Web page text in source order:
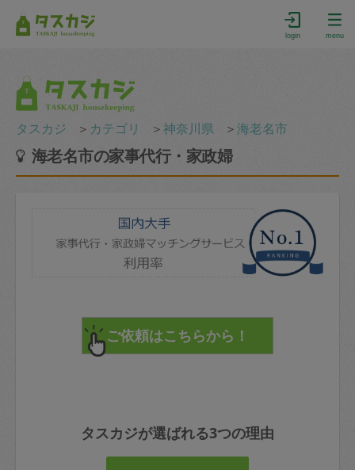
login menu
タスカジ ＞ カテゴリ ＞神奈川県 ＞海老名市
海老名市の家事代行・家政婦
タスカジが選ばれる3つの理由